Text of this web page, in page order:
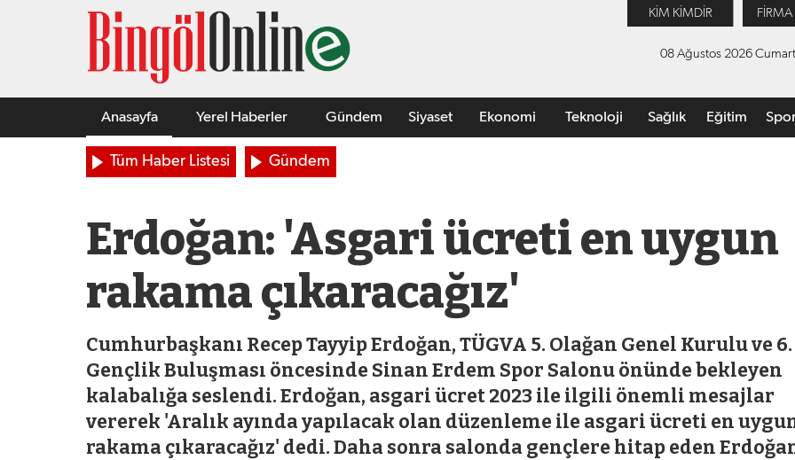
KİM KİMDİR FİRMA
08 Ağustos 2026
Anasayfa Yerel Haberler Gündem Siyaset Ekonomi Teknoloji Sağlık Eğitim
Tüm Haber Listesi Gündem
Erdoğan: 'Asgari ücreti en uygun
rakama çıkaracağız'
Cumhurbaşkanı Recep Tayyip Erdoğan, TÜGVA 5. Olağan Genel Kurulu ve 6.
Gençlik Buluşması öncesinde Sinan Erdem Spor Salonu önünde bekleyen
kalabalığa seslendi. Erdoğan, asgari ücret 2023 ile ilgili önemli mesajlar
vererek 'Aralık ayında yapılacak olan düzenleme ile asgari ücreti en
rakama çıkaracağız' dedi. Daha sonra salonda gençlere hitap eden